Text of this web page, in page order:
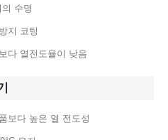
수명
지 코팅
다 열전도율이 낮음
보다 높은 열 전도성